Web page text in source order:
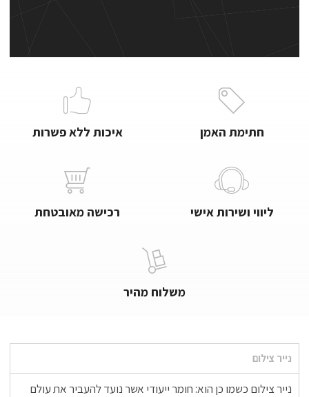
חתימת האמן איכות ללא פשרות
ליווי ושירות אישי רכישה מאובטחת
משלוח מהיר
נייר צילום
נייר צילום כשמו כן הוא: חומר ייעודי אשר נועד להעביר את עולם